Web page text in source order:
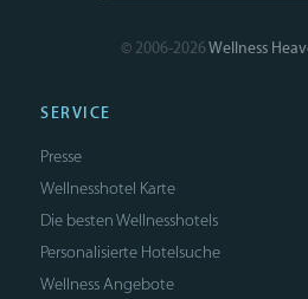
© 2006-2026Wellness
SERVICE
Presse
Wellnesshotel Karte
Die besten Wellnesshotels
Personalisierte Hotelsuche
Wellness Angebote